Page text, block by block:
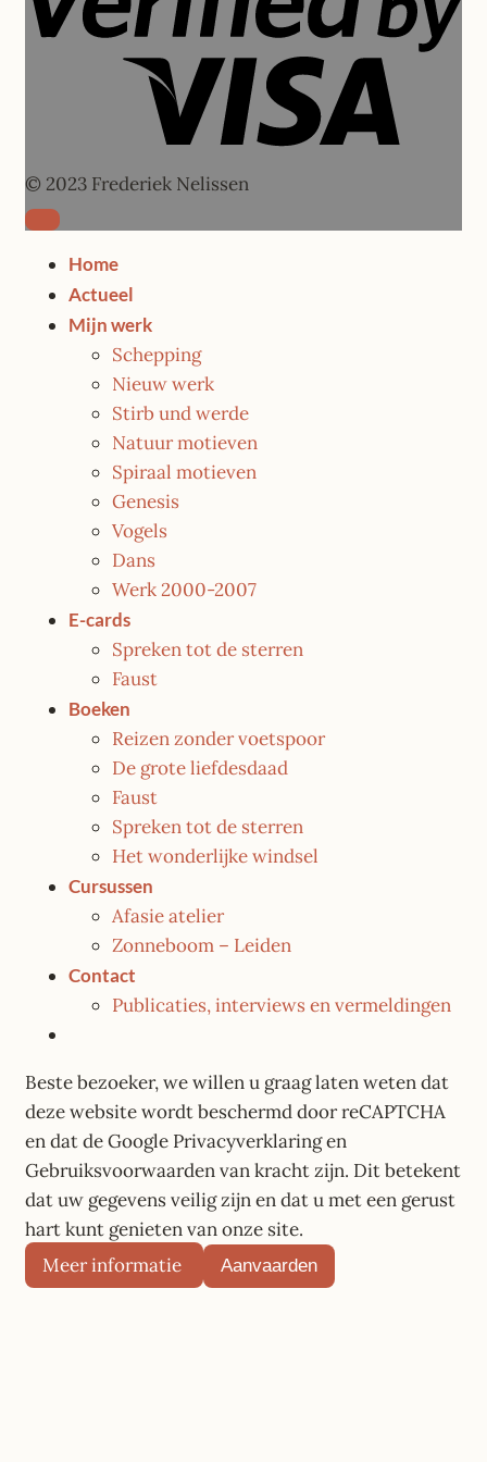
© 2023 Frederiek Nelissen
Home
Actueel
Mijn werk
Schepping
Nieuw werk
Stirb und werde
Natuur motieven
Spiraal motieven
Genesis
Vogels
Dans
Werk 2000-2007
E-cards
Spreken tot de sterren
Faust
Boeken
Reizen zonder voetspoor
De grote liefdesdaad
Faust
Spreken tot de sterren
Het wonderlijke windsel
Cursussen
Afasie atelier
Zonneboom – Leiden
Contact
Publicaties, interviews en vermeldingen
Beste bezoeker, we willen u graag laten weten dat
deze website wordt beschermd door reCAPTCHA
en dat de Google Privacyverklaring en
Gebruiksvoorwaarden van kracht zijn. Dit betekent
dat uw gegevens veilig zijn en dat u met een gerust
hart kunt genieten van onze site.
Meer informatie
Aanvaarden